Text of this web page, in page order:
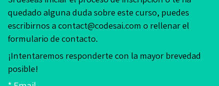
quedado alguna duda sobre este curso, puedes
escribirnos a contact@codesai.com o rellenar el
formulario de contacto.
¡Intentaremos responderte con la mayor brevedad
posible!